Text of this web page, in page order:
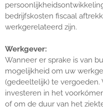
bedrijfskosten fiscaal
werkgerelateerd zijn.
Werkgever:
Wanneer er sprake is van
mogelijkheid om uw
(gedeeltelijk) te vergoeden.
investeren in het
of om de duur van het